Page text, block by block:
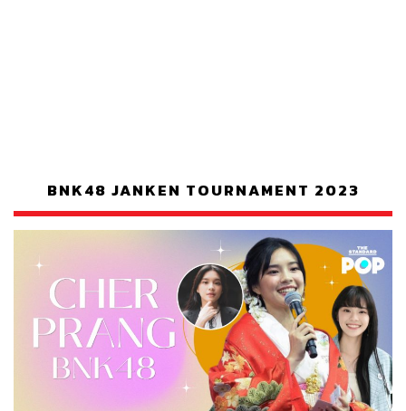
BNK48 JANKEN TOURNAMENT 2023